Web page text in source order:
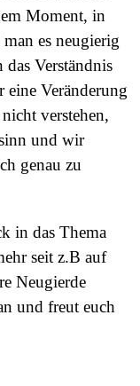
Moment, in
es neugierig
Verständnis
eine Veränderung
verstehen,
und wir
genau zu
in das Thema
seit z.B auf
Neugierde
und freut euch